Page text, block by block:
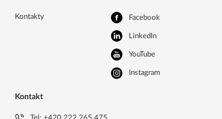
Kontakty Facebook
LinkedIn
YouTube
Instagram
Kontakt